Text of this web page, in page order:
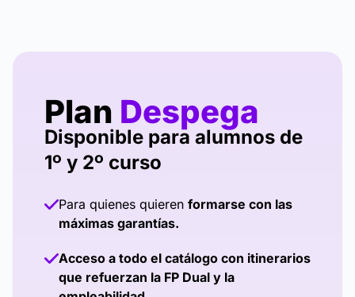
Plan Despega
Disponible para alumnos de
1º y 2º curso
Para quienes quieren formarse con las
máximas garantías.
Acceso a todo el catálogo con itinerarios
que refuerzan la FP Dual y la